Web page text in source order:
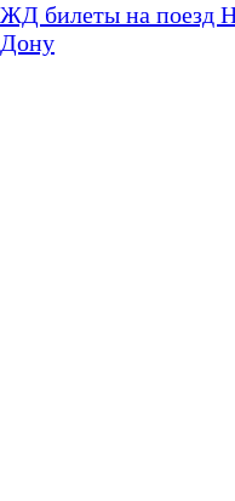
ЖД билеты на поезд
Дону